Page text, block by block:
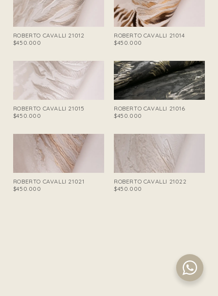
ROBERTO CAVALLI 21012
$450.000
ROBERTO CAVALLI 21014
$450.000
ROBERTO CAVALLI 21015
$450.000
ROBERTO CAVALLI 21016
$450.000
ROBERTO CAVALLI 21021
$450.000
ROBERTO CAVALLI 21022
$450.000